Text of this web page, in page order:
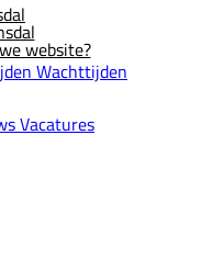
website?
Wachttijden
Vacatures